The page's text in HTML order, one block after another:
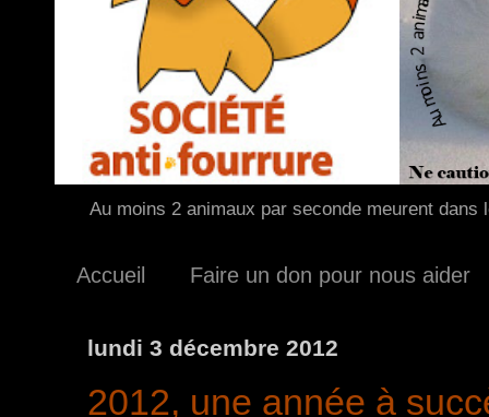
Au moins 2 animaux par seconde meurent
Accueil Faire un don pour nous aider
lundi 3 décembre 2012
2012, une année à